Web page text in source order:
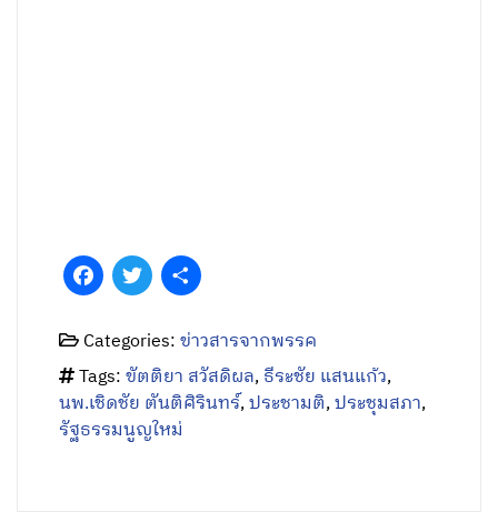
FacebookTwitter
Categories:ข่าวสารจากพรรค
Tags:ขัตติยา สวัสดิผล,ธีระชัย แสนแก้ว,
นพ.เชิดชัย ตันติศิรินทร์,ประชามติ,ประชุมสภา,
รัฐธรรมนูญใหม่